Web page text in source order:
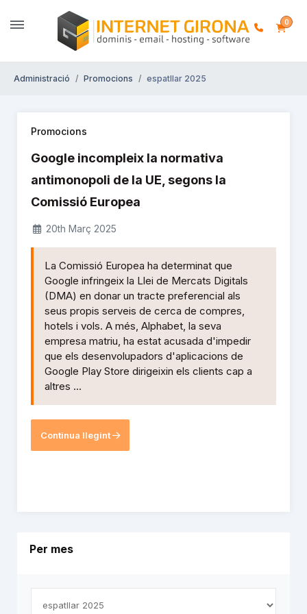
0
Administració Promocions espatllar 2025
Promocions
Google incompleix la normativa
antimonopoli de la UE, segons la
Comissió Europea
20th Març 2025
La Comissió Europea ha determinat que
Google infringeix la Llei de Mercats Digitals
(DMA) en donar un tracte preferencial als
seus propis serveis de cerca de compres,
hotels i vols. A més, Alphabet, la seva
empresa matriu, ha estat acusada d'impedir
que els desenvolupadors d'aplicacions de
Google Play Store dirigeixin els clients cap a
altres ...
Continua llegint
Per mes